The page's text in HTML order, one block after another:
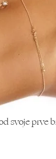
svoje prve